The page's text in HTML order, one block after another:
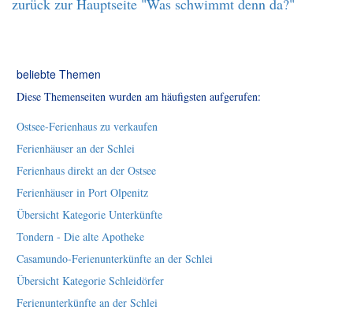
zurück zur Hauptseite "Was schwimmt denn da?"
beliebte Themen
Diese Themenseiten wurden am häufigsten aufgerufen:
Ostsee-Ferienhaus zu verkaufen
Ferienhäuser an der Schlei
Ferienhaus direkt an der Ostsee
Ferienhäuser in Port Olpenitz
Übersicht Kategorie Unterkünfte
Tondern - Die alte Apotheke
Casamundo-Ferienunterkünfte an der Schlei
Übersicht Kategorie Schleidörfer
Ferienunterkünfte an der Schlei